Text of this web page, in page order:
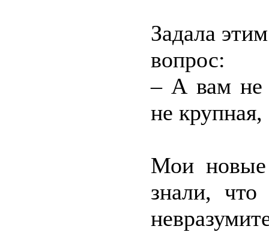
Задала
вопрос:
– А вам не
не крупная,
Мои новые
знали, что